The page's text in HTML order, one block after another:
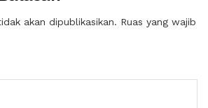
akan dipublikasikan. Ruas yang wajib